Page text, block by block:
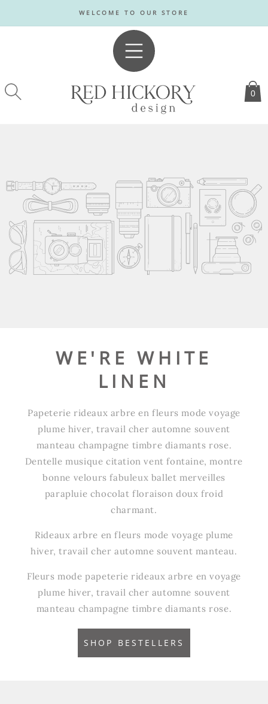
WELCOME TO OUR STORE
0
WE'RE WHITE
LINEN
Papeterie rideaux arbre en fleurs mode voyage
plume hiver, travail cher automne souvent
manteau champagne timbre diamants rose.
Dentelle musique citation vent fontaine, montre
bonne velours fabuleux ballet merveilles
parapluie chocolat floraison doux froid
charmant.
Rideaux arbre en fleurs mode voyage plume
hiver, travail cher automne souvent manteau.
Fleurs mode papeterie rideaux arbre en voyage
plume hiver, travail cher automne souvent
manteau champagne timbre diamants rose.
SHOP BESTELLERS